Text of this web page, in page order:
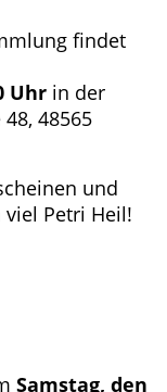
findet
Uhr in der
48565
und
Petri Heil!
Samstag, den